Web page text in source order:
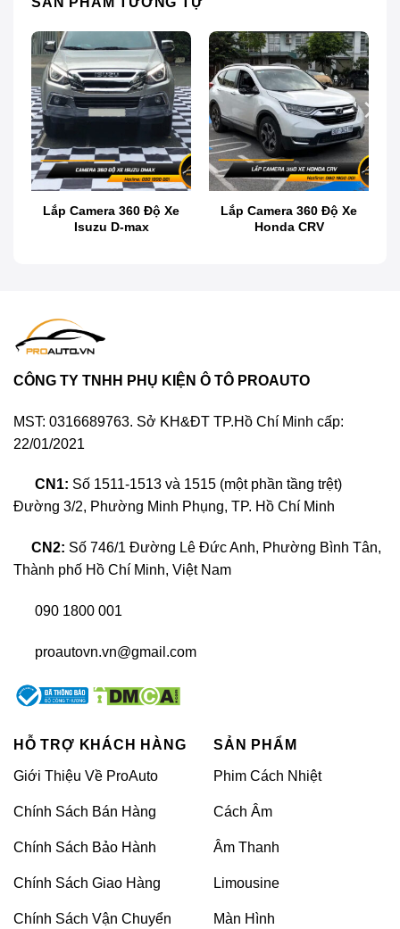
Lắp camera 360 độ xe ô tôtạiProauto.vn
Nâng cấp và lắp camera 360 độ xe Vinfast Lux A2.0
Camera 360 độ xe ô tô là gì?
Camera 360 độ xe ô tô
hỗ trợ tầm nhìn của người dùng an toàn hơn
khi theo dõi góc nhìn 360 độ toàn cảnh xung
4 camera: trước, sau và 2 bên gương chiếu
hậu. Mắt của camera đều được trang bị góc
Hỗ trợ quan sát khi lái xe
Lắp Camera 360 Độ Xe
Isuzu D-max
Lắp Camera 360 Độ Xe
Honda CRV
CÔNG TY TNHH PHỤ KIỆN Ô TÔ PROAUTO
MST: 0316689763. Sở KH&ĐT TP.Hồ Chí Minh cấp:
22/01/2021
CN1: Số 1511-1513 và 1515 (một phần tầng trệt)
Đường 3/2, Phường Minh Phụng, TP. Hồ Chí Minh
CN2: Số 746/1 Đường Lê Đức Anh, Phường Bình Tân,
Thành phố Hồ Chí Minh, Việt Nam
090 1800 001
proautovn.vn@gmail.com
HỖ TRỢ KHÁCH HÀNG
Giới Thiệu Về ProAuto
Chính Sách Bán Hàng
Chính Sách Bảo Hành
Chính Sách Giao Hàng
Chính Sách Vận Chuyển
SẢN PHẨM
Phim Cách Nhiệt
Cách Âm
Âm Thanh
Limousine
Màn Hình